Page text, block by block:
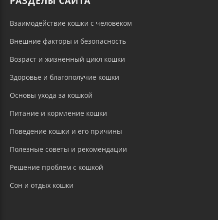
Взаимодействие кошки с человеком
Внешние факторы и безопасность
Возраст и жизненный цикл кошки
Здоровье и благополучие кошки
Основы ухода за кошкой
Питание и кормление кошки
Поведение кошки и его причины
Полезные советы и рекомендации
Решение проблем с кошкой
Сон и отдых кошки